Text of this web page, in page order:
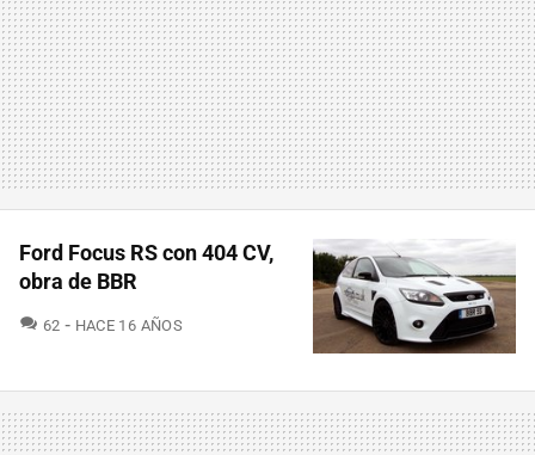
Ford Focus RS con 404 CV,
obra de BBR
62 COMENTARIOS
HACE 16 AÑOS